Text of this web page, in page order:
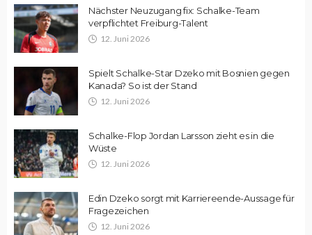
Nächster Neuzugang fix: Schalke-Team
verpflichtet Freiburg-Talent
12. Juni 2026
Spielt Schalke-Star Dzeko mit Bosnien gegen
Kanada? So ist der Stand
12. Juni 2026
Schalke-Flop Jordan Larsson zieht es in die
Wüste
12. Juni 2026
Edin Dzeko sorgt mit Karriereende-Aussage für
Fragezeichen
12. Juni 2026